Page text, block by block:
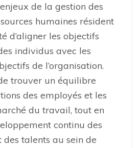
de la gestion des
humaines résident
d’aligner les objectifs
individus avec les
de l’organisation.
trouver un équilibre
des employés et les
du travail, tout en
continu des
des talents au sein de